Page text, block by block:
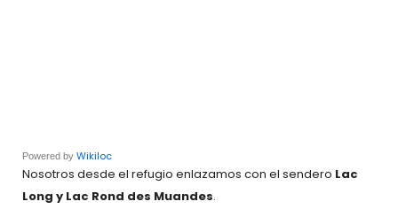
Powered by Wikiloc
Nosotros desde el refugio enlazamos con el sendero Lac
Long y Lac Rond des Muandes.